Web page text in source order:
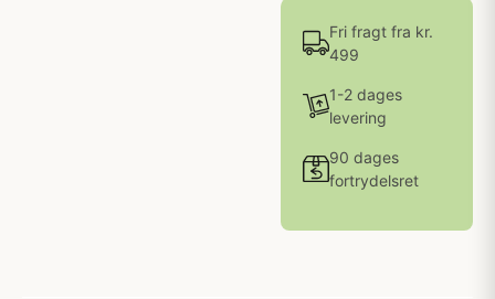
Fri fragt fra kr.
499
1-2 dages
levering
90 dages
fortrydelsret